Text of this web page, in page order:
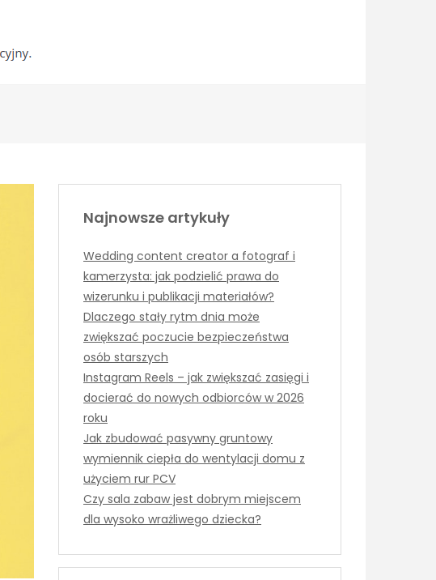
Najnowsze artykuły
Wedding content creator a fotograf i
kamerzysta: jak podzielić prawa do
wizerunku i publikacji materiałów?
Dlaczego stały rytm dnia może
zwiększać poczucie bezpieczeństwa
osób starszych
Instagram Reels – jak zwiększać zasięgi i
docierać do nowych odbiorców w 2026
roku
Jak zbudować pasywny gruntowy
wymiennik ciepła do wentylacji domu z
użyciem rur PCV
Czy sala zabaw jest dobrym miejscem
dla wysoko wrażliwego dziecka?